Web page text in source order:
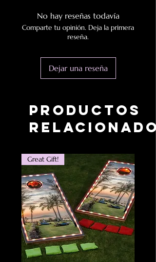
No hay reseñas todavía
Comparte tu opinión. Deja la primera
reseña.
Dejar una reseña
Productos
Great Gift!